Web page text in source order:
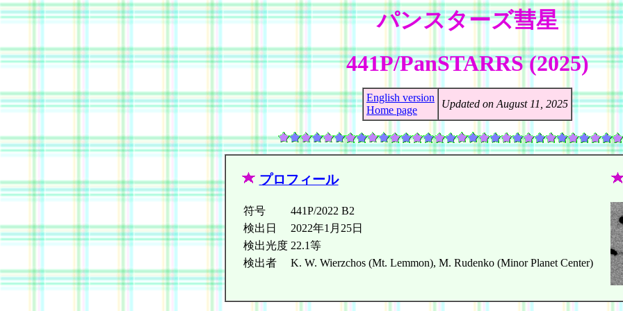
パンスターズ彗星
441P/PanSTARRS (2025)
English version
Home page
Updated on August 11, 2025
プロフィール
符号
441P/2022 B2
検出日
2022年1月25日
検出光度 22.1等
検出者
K. W. Wierzchos (Mt. Lemmon), M. Rudenko (Minor Planet Center)